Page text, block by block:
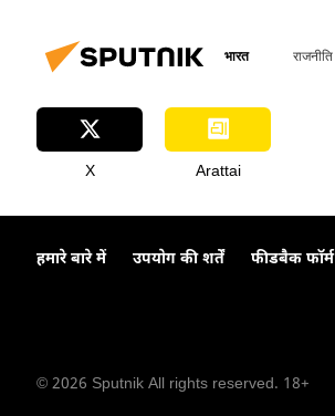
भारत राजनीति
X Arattai
हमारे बारे में उपयोग की शर्तें फीडबैक फॉर्म
© 2026 Sputnik All rights reserved. 18+